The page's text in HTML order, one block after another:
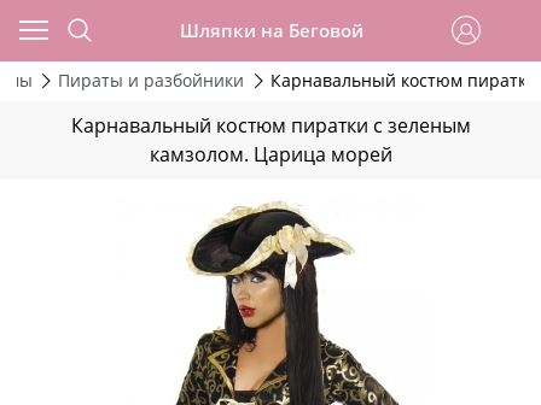
Шляпки на Беговой
Пираты и разбойники Карнавальный костюм
Карнавальный костюм пиратки с зеленым
камзолом. Царица морей